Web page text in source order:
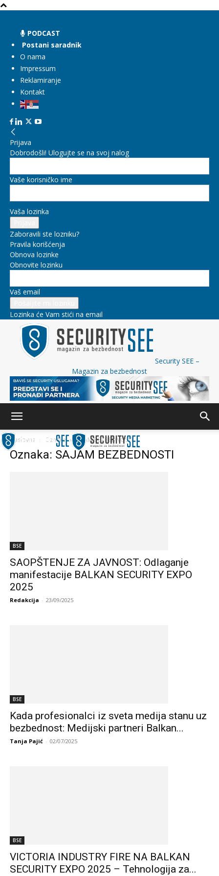
PODCAST
Postani saradnik
O nama
Impressum
Reklamiranje
Kontakt
Prijava
Dobrodošli! Ulogujte se na svoj nalog
Vaše korisničko ime
Vaša lozinka
Zaboravili ste lozniku?
Pravila korišćenja
Obnova lozinke
Obnovite lozinku
Vaš email
Lozinka će Vam stići na email
Security SEE –
Magazin za bezbednost
Naslovna Oznake SAJAM BEZBEDNOSTI
Oznaka: SAJAM BEZBEDNOSTI
BSE
SAOPŠTENJE ZA JAVNOST: Odlaganje
manifestacije BALKAN SECURITY EXPO
2025
Redakcija - 23/09/2025
BSE
Kada profesionalci iz sveta medija stanu uz
bezbednost: Medijski partneri Balkan...
Tanja Pajić - 02/07/2025
BSE
VICTORIA INDUSTRY FIRE NA BALKAN
SECURITY EXPO 2025 – Tehnologija za...